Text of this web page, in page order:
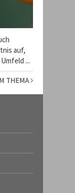
auf,
...
THEMA